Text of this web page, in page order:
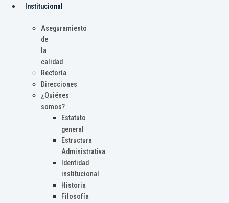
Institucional
Aseguramiento
de
la
calidad
Rectoría
Direcciones
¿Quiénes
somos?
Estatuto
general
Estructura
Administrativa
Identidad
institucional
Historia
Filosofía